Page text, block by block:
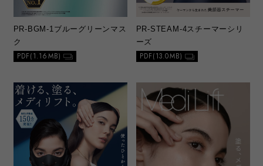
PR-BGM-1ブルーグリーンマス
ク
PDF(1.16MB)
PR-STEAM-4スチーマーシリ
ーズ
PDF(13.0MB)